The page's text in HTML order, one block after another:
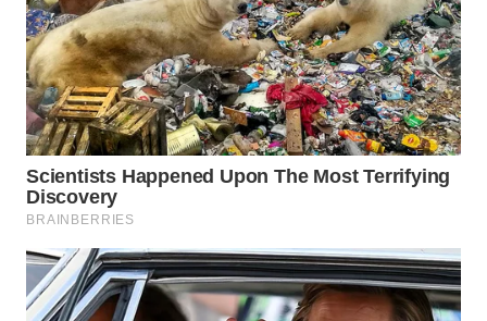
INDRAMAYU
WN
KUNINGAN
WN
MAJALENGKA
WN
SUBANG
WN